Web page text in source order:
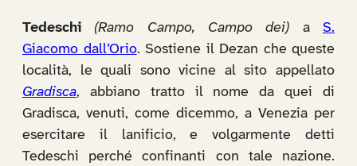
Tedeschi (Ramo Campo, Campo dei) aS.
Giacomo dall’Orio. Sostiene il Dezan che queste
località, le quali sono vicine al sito appellato
Gradisca, abbiano tratto il nome da quei di
Gradisca, venuti, come dicemmo, a Venezia per
esercitare il lanificio, e volgarmente detti
Tedeschi perché confinanti con tale nazione.